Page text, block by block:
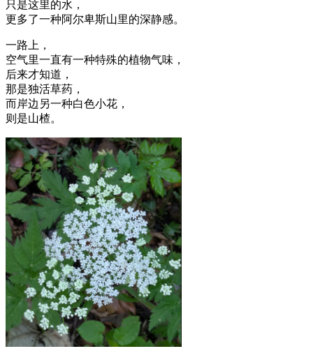
只是这里的水，
更多了一种阿尔卑斯山里的深静感。
一路上，
空气里一直有一种特殊的植物气味，
后来才知道，
那是独活草药，
而岸边另一种白色小花，
则是山楂。